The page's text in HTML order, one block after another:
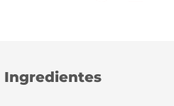
Ingredientes